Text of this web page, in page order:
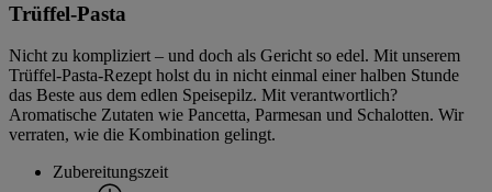
Trüffel-Pasta
Nicht zu kompliziert – und doch als Gericht so edel. Mit unserem
Trüffel-Pasta-Rezept holst du in nicht einmal einer halben Stunde
das Beste aus dem edlen Speisepilz. Mit verantwortlich?
Aromatische Zutaten wie Pancetta, Parmesan und Schalotten. Wir
verraten, wie die Kombination gelingt.
Zubereitungszeit